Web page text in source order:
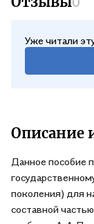
Уже читали
Описание
Данное пособие
поколения) для
составной